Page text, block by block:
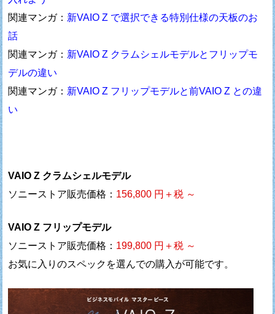
関連マンガ： 新VAIO Z で選択できる特別仕様の天板のお
話
関連マンガ： 新VAIO Z クラムシェルモデルとフリップモ
デルの違い
関連マンガ： 新VAIO Z フリップモデルと前VAIO Z との違
い
VAIO Z クラムシェルモデル
ソニーストア販売価格： 156,800 円＋税 ～
VAIO Z フリップモデル
ソニーストア販売価格： 199,800 円＋税 ～
お気に入りのスペックを選んでの購入が可能です。